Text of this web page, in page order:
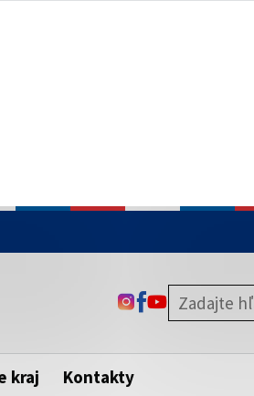
je zabezpečená
webovú stránku.
názvom domény webového
ODKAZ SA OTVORÍ
ODKAZ SA
ODKAZ SA
kraj Kontakty